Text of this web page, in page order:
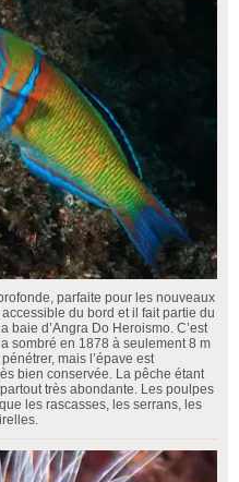
parfaite pour les nouveaux
du bord et il fait partie du
baie d’Angra Do Heroismo. C’est
sombré en 1878 à seulement 8 m
mais l’épave est
bien conservée. La pêche étant
très abondante. Les poulpes
les rascasses, les serrans, les